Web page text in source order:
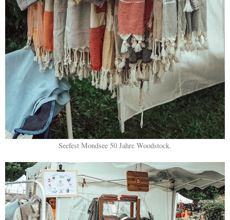
Seefest Mondsee 50 Jahre Woodstock.